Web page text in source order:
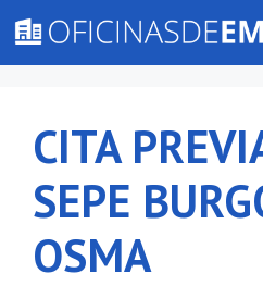
contenido
CITA
SEPE
OSMA